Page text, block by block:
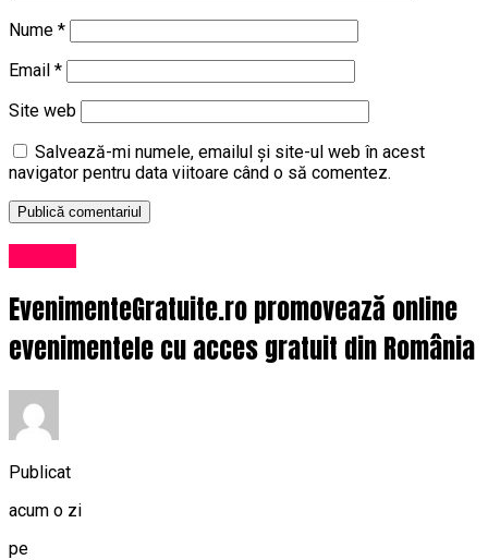
Nume *
Email *
Site web
Salvează-mi numele, emailul și site-ul web în acest
navigator pentru data viitoare când o să comentez.
EvenimenteGratuite.ro promovează online
evenimentele cu acces gratuit din România
Publicat
acum o zi
pe